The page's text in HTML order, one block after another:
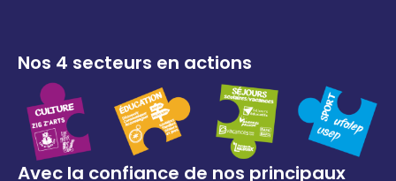
Nos 4 secteurs en actions
Avec la confiance de nos principaux